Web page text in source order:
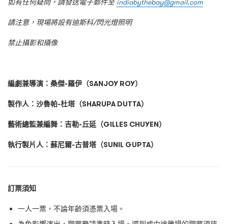
如有任何疑問，請發送電子郵件至 indiabythebay@gmail.com
請注意，現場將設有迪斯科/閃光燈照明
禁止攝影和攝像
編劇兼導演：桑傑-羅伊 （SANJOY ROY）
製作人：沙魯帕-杜塔 （SHARUPA DUTTA）
藝術總監兼編舞：吉勒-丘延（GILLES CHUYEN）
執行製片人：蘇尼爾-古普塔 （SUNIL GUPTA）
訂票須知
一人一票，不論年齡須憑票入場。